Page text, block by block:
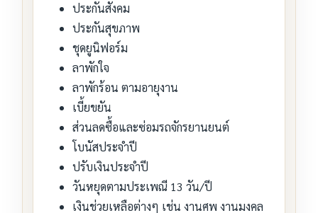
ประกันสังคม
ประกันสุขภาพ
ชุดยูนิฟอร์ม
ลาพักใจ
ลาพักร้อน ตามอายุงาน
เบี้ยขยัน
ส่วนลดซื้อและซ่อมรถจักรยานยนต์
โบนัสประจำปี
ปรับเงินประจำปี
วันหยุดตามประเพณี 13 วัน/ปี
เงินช่วยเหลือต่างๆ เช่น งานศพ งานมงคล